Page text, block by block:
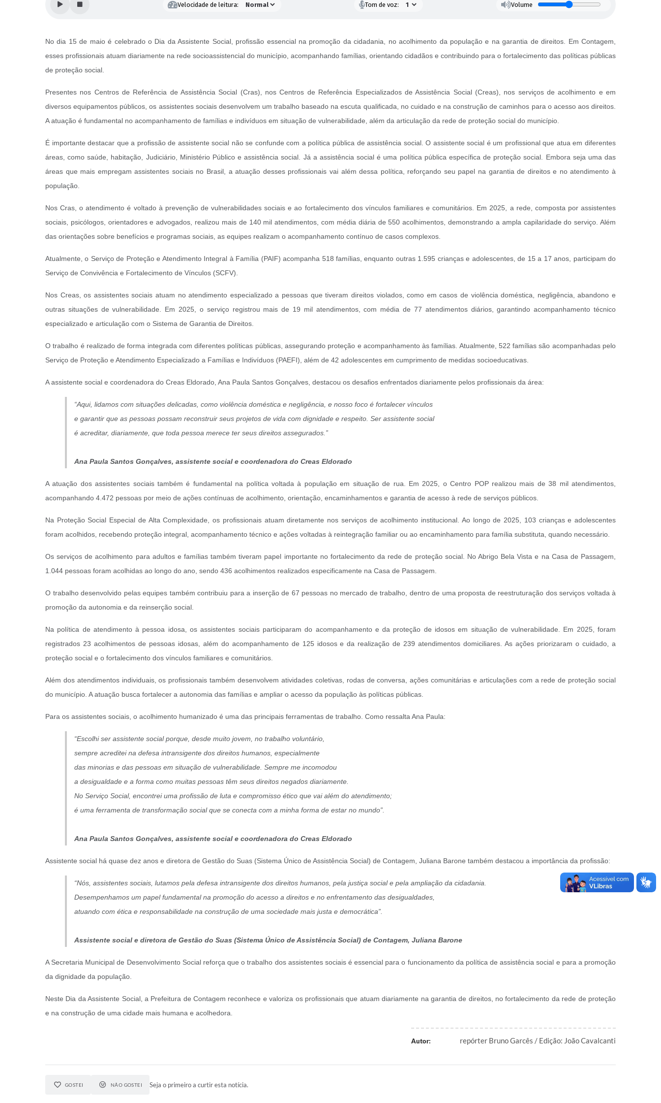
Velocidade de leitura: Tom de voz: Volume
No dia 15 de maio é celebrado o Dia da Assistente Social, profissão essencial na promoção da cidadania, no acolhimento da população e na garantia de direitos. Em Contagem,
esses profissionais atuam diariamente na rede socioassistencial do município, acompanhando famílias, orientando cidadãos e contribuindo para o fortalecimento das políticas públicas
de proteção social.
Presentes nos Centros de Referência de Assistência Social (Cras), nos Centros de Referência Especializados de Assistência Social (Creas), nos serviços de acolhimento e em
diversos equipamentos públicos, os assistentes sociais desenvolvem um trabalho baseado na escuta qualificada, no cuidado e na construção de caminhos para o acesso aos direitos.
A atuação é fundamental no acompanhamento de famílias e indivíduos em situação de vulnerabilidade, além da articulação da rede de proteção social do município.
É importante destacar que a profissão de assistente social não se confunde com a política pública de assistência social. O assistente social é um profissional que atua em diferentes
áreas, como saúde, habitação, Judiciário, Ministério Público e assistência social. Já a assistência social é uma política pública específica de proteção social. Embora seja uma das
áreas que mais empregam assistentes sociais no Brasil, a atuação desses profissionais vai além dessa política, reforçando seu papel na garantia de direitos e no atendimento à
população.
Nos Cras, o atendimento é voltado à prevenção de vulnerabilidades sociais e ao fortalecimento dos vínculos familiares e comunitários. Em 2025, a rede, composta por assistentes
sociais, psicólogos, orientadores e advogados, realizou mais de 140 mil atendimentos, com média diária de 550 acolhimentos, demonstrando a ampla capilaridade do serviço. Além
das orientações sobre benefícios e programas sociais, as equipes realizam o acompanhamento contínuo de casos complexos.
Atualmente, o Serviço de Proteção e Atendimento Integral à Família (PAIF) acompanha 518 famílias, enquanto outras 1.595 crianças e adolescentes, de 15 a 17 anos, participam do
Serviço de Convivência e Fortalecimento de Vínculos (SCFV).
Nos Creas, os assistentes sociais atuam no atendimento especializado a pessoas que tiveram direitos violados, como em casos de violência doméstica, negligência, abandono e
outras situações de vulnerabilidade. Em 2025, o serviço registrou mais de 19 mil atendimentos, com média de 77 atendimentos diários, garantindo acompanhamento técnico
especializado e articulação com o Sistema de Garantia de Direitos.
O trabalho é realizado de forma integrada com diferentes políticas públicas, assegurando proteção e acompanhamento às famílias. Atualmente, 522 famílias são acompanhadas pelo
Serviço de Proteção e Atendimento Especializado a Famílias e Indivíduos (PAEFI), além de 42 adolescentes em cumprimento de medidas socioeducativas.
A assistente social e coordenadora do Creas Eldorado, Ana Paula Santos Gonçalves, destacou os desafios enfrentados diariamente pelos profissionais da área:
“Aqui, lidamos com situações delicadas, como violência doméstica e negligência, e nosso foco é fortalecer vínculos
e garantir que as pessoas possam reconstruir seus projetos de vida com dignidade e respeito. Ser assistente social
é acreditar, diariamente, que toda pessoa merece ter seus direitos assegurados.”
Ana Paula Santos Gonçalves, assistente social e coordenadora do Creas Eldorado
A atuação dos assistentes sociais também é fundamental na política voltada à população em situação de rua. Em 2025, o Centro POP realizou mais de 38 mil atendimentos,
acompanhando 4.472 pessoas por meio de ações contínuas de acolhimento, orientação, encaminhamentos e garantia de acesso à rede de serviços públicos.
Na Proteção Social Especial de Alta Complexidade, os profissionais atuam diretamente nos serviços de acolhimento institucional. Ao longo de 2025, 103 crianças e adolescentes
foram acolhidos, recebendo proteção integral, acompanhamento técnico e ações voltadas à reintegração familiar ou ao encaminhamento para família substituta, quando necessário.
Os serviços de acolhimento para adultos e famílias também tiveram papel importante no fortalecimento da rede de proteção social. No Abrigo Bela Vista e na Casa de Passagem,
1.044 pessoas foram acolhidas ao longo do ano, sendo 436 acolhimentos realizados especificamente na Casa de Passagem.
O trabalho desenvolvido pelas equipes também contribuiu para a inserção de 67 pessoas no mercado de trabalho, dentro de uma proposta de reestruturação dos serviços voltada à
promoção da autonomia e da reinserção social.
Na política de atendimento à pessoa idosa, os assistentes sociais participaram do acompanhamento e da proteção de idosos em situação de vulnerabilidade. Em 2025, foram
registrados 23 acolhimentos de pessoas idosas, além do acompanhamento de 125 idosos e da realização de 239 atendimentos domiciliares. As ações priorizaram o cuidado, a
proteção social e o fortalecimento dos vínculos familiares e comunitários.
Além dos atendimentos individuais, os profissionais também desenvolvem atividades coletivas, rodas de conversa, ações comunitárias e articulações com a rede de proteção social
do município. A atuação busca fortalecer a autonomia das famílias e ampliar o acesso da população às políticas públicas.
Para os assistentes sociais, o acolhimento humanizado é uma das principais ferramentas de trabalho. Como ressalta Ana Paula:
“Escolhi ser assistente social porque, desde muito jovem, no trabalho voluntário,
sempre acreditei na defesa intransigente dos direitos humanos, especialmente
das minorias e das pessoas em situação de vulnerabilidade. Sempre me incomodou
a desigualdade e a forma como muitas pessoas têm seus direitos negados diariamente.
No Serviço Social, encontrei uma profissão de luta e compromisso ético que vai além do atendimento;
é uma ferramenta de transformação social que se conecta com a minha forma de estar no mundo”.
Ana Paula Santos Gonçalves, assistente social e coordenadora do Creas Eldorado
Assistente social há quase dez anos e diretora de Gestão do Suas (Sistema Único de Assistência Social) de Contagem, Juliana Barone também destacou a importância da profissão:
“Nós, assistentes sociais, lutamos pela defesa intransigente dos direitos humanos, pela justiça social e pela ampliação da cidadania.
Desempenhamos um papel fundamental na promoção do acesso a direitos e no enfrentamento das desigualdades,
atuando com ética e responsabilidade na construção de uma sociedade mais justa e democrática”.
Assistente social e diretora de Gestão do Suas (Sistema Único de Assistência Social) de Contagem, Juliana Barone
A Secretaria Municipal de Desenvolvimento Social reforça que o trabalho dos assistentes sociais é essencial para o funcionamento da política de assistência social e para a promoção
da dignidade da população.
Neste Dia da Assistente Social, a Prefeitura de Contagem reconhece e valoriza os profissionais que atuam diariamente na garantia de direitos, no fortalecimento da rede de proteção
e na construção de uma cidade mais humana e acolhedora.
Autor: repórter Bruno Garcês / Edição: João Cavalcanti
GOSTEI NÃO GOSTEI Seja o primeiro a curtir esta notícia.